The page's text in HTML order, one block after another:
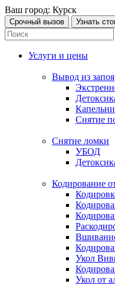
Ваш город: Курск
Срочный вызов Узнать
Услуги и цены
Вывод из запоя
Снятие
Снятие ломки
УБОД
Кодирование
Укол
Укол от